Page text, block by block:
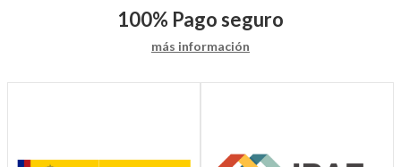
100% Pago seguro
más información